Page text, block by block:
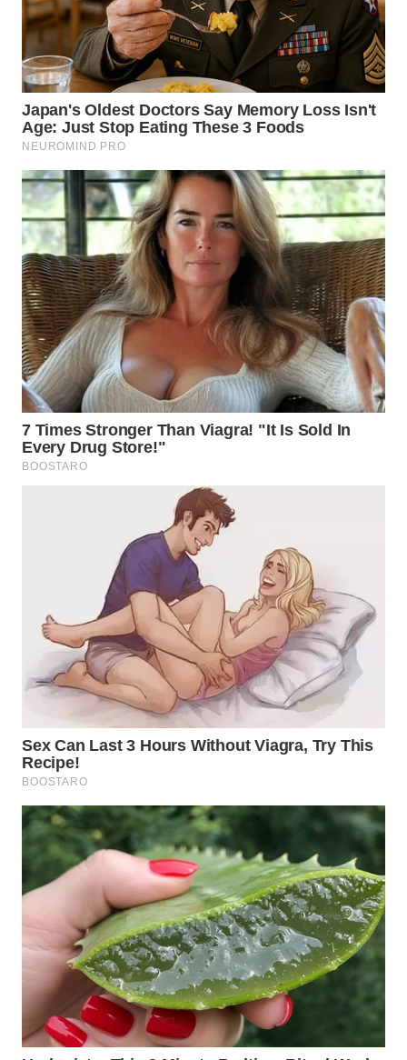
TEBING
TINGGI
WN
PAKPAK
WN
WN
BEKASI
WN
BOGOR
WN
DEPOK
WN
TAPANULI
UTARA
WN
SUMEDANG
WN
CIANJUR
WN
KEPULAUAN
SERIBU
WN
TANGERANG
WN
BINJAI
CIREBON